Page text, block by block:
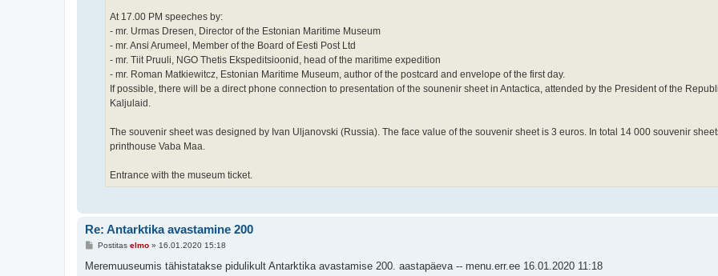
At 17.00 PM speeches by:
- mr. Urmas Dresen, Director of the Estonian Maritime Museum
- mr. Ansi Arumeel, Member of the Board of Eesti Post Ltd
- mr. Tiit Pruuli, NGO Thetis Ekspeditsioonid, head of the maritime expedition
- mr. Roman Matkiewitcz, Estonian Maritime Museum, author of the postcard and envelope of the first day.
If possible, there will be a direct phone connection to presentation of the sounenir sheet in Antactica, attended by the President of the
Kaljulaid.
The souvenir sheet was designed by Ivan Uljanovski (Russia). The face value of the souvenir sheet is 3 euros. In total 14 000 souvenir
printhouse Vaba Maa.
Entrance with the museum ticket.
Re: Antarktika avastamine 200
P
s
Postitas elmo» 16.01.2020 15:18
Meremuuseumis tähistatakse pidulikult Antarktika avastamise 200. aastapäeva -- menu.err.ee 16.01.2020 11:18